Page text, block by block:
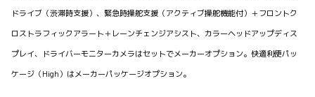
ドライブ（渋滞時支援）、緊急時操舵支援（アクティブ操舵機能付）＋フロントク
ロストラフィックアラート＋レーンチェンジアシスト、カラーヘッドアップディス
プレイ、ドライバーモニターカメラはセットでメーカーオプション。快適利便パッ
ケージ（High）はメーカーパッケージオプション。